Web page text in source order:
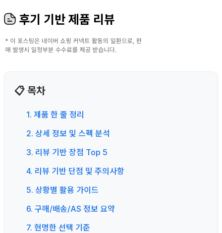
후기 기반 제품 리뷰
📋 목차
1. 제품 한 줄 정리
2. 상세 정보 및 스펙 분석
3. 리뷰 기반 장점 Top 5
4. 리뷰 기반 단점 및 주의사항
5. 상황별 활용 가이드
6. 구매/배송/AS 정보 요약
7. 현명한 선택 기준